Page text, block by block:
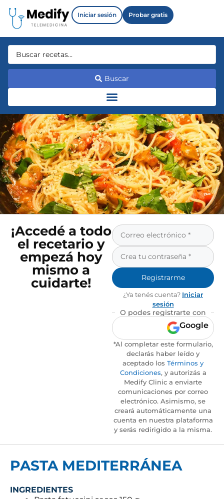
Iniciar sesión Probar gratis
Buscar
¡Accedé a todo
el recetario y
empezá hoy
mismo a
cuidarte!
Registrarme
¿Ya tenés cuenta? Iniciar
sesión
O podes registrarte con
Google
*Al completar este formulario,
declarás haber leído y
aceptado los Términos y
Condiciones, y autorizás a
Medify Clinic a enviarte
comunicaciones por correo
electrónico. Asimismo, se
creará automáticamente una
cuenta en nuestra plataforma
y serás redirigido a la misma.
PASTA MEDITERRÁNEA
INGREDIENTES